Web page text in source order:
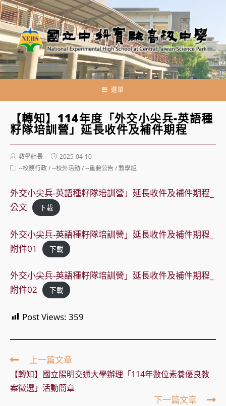
跳
轉
至
主
要
內
選單
【轉知】114年度「外交小尖兵-英語種
籽隊培訓營」延長收件及補件期程
Post
author:
教學組長
Post
published:
2025-04-10
Post--校務行政/--校外活動/--重要公告/教學組
外交小尖兵-英語種籽隊培訓營」延長收件及補件期程_
公文
下載
外交小尖兵-英語種籽隊培訓營」延長收件及補件期程_
附件01
下載
外交小尖兵-英語種籽隊培訓營」延長收件及補件期程_
附件02
下載
Post Views: 359
Read
more
articles
上一篇文章
【轉知】國立陽明交通大學辦理「114年數位素養優良教
案徵選」活動簡章
下一篇文章